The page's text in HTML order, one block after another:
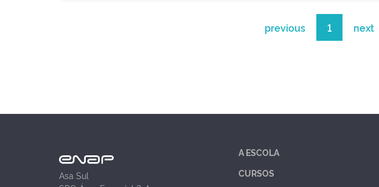
previous 1 next
Asa Sul
A ESCOLA
CURSOS